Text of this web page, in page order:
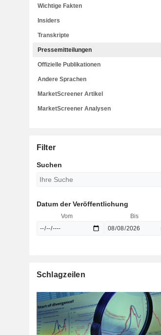
Wichtige Fakten
Insiders
Transkripte
Pressemitteilungen
Offizielle Publikationen
Andere Sprachen
MarketScreener Artikel
MarketScreener Analysen
Filter
Suchen
Datum der Veröffentlichung
Vom Bis
Schlagzeilen